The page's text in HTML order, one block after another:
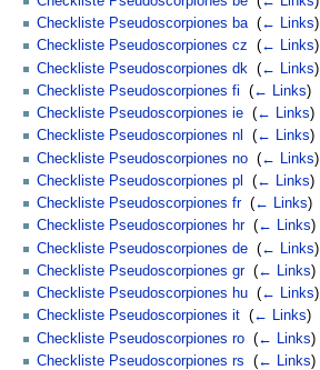
Checkliste Pseudoscorpiones ba‎ (← Links)
Checkliste Pseudoscorpiones cz
(← Links)
Checkliste Pseudoscorpiones dk
(← Links)
Checkliste Pseudoscorpiones fi
(← Links)
Checkliste Pseudoscorpiones ie (← Links)
Checkliste Pseudoscorpiones nl
(← Links)
Checkliste Pseudoscorpiones no (← Links)
Checkliste Pseudoscorpiones pl
(← Links)
Checkliste Pseudoscorpiones fr‎ (← Links)
Checkliste Pseudoscorpiones hr‎ (← Links)
Checkliste Pseudoscorpiones de (← Links)
Checkliste Pseudoscorpiones gr‎ (← Links)
Checkliste Pseudoscorpiones hu (← Links)
Checkliste Pseudoscorpiones it (← Links)
Checkliste Pseudoscorpiones ro (← Links)
Checkliste Pseudoscorpiones rs
(← Links)